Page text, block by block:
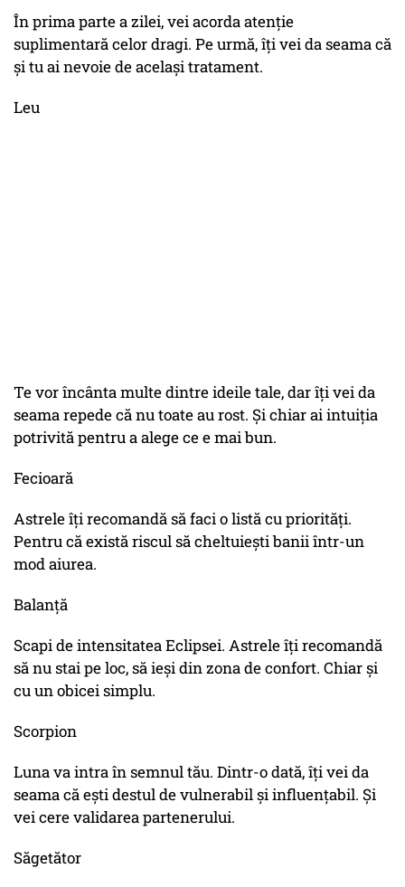
În prima parte a zilei, vei acorda atenție
suplimentară celor dragi. Pe urmă, îți vei da seama că
și tu ai nevoie de același tratament.
Leu
Te vor încânta multe dintre ideile tale, dar îți vei da
seama repede că nu toate au rost. Și chiar ai intuiția
potrivită pentru a alege ce e mai bun.
Fecioară
Astrele îți recomandă să faci o listă cu priorități.
Pentru că există riscul să cheltuiești banii într-un
mod aiurea.
Balanță
Scapi de intensitatea Eclipsei. Astrele îți recomandă
să nu stai pe loc, să ieși din zona de confort. Chiar și
cu un obicei simplu.
Scorpion
Luna va intra în semnul tău. Dintr-o dată, îți vei da
seama că ești destul de vulnerabil și influențabil. Și
vei cere validarea partenerului.
Săgetător